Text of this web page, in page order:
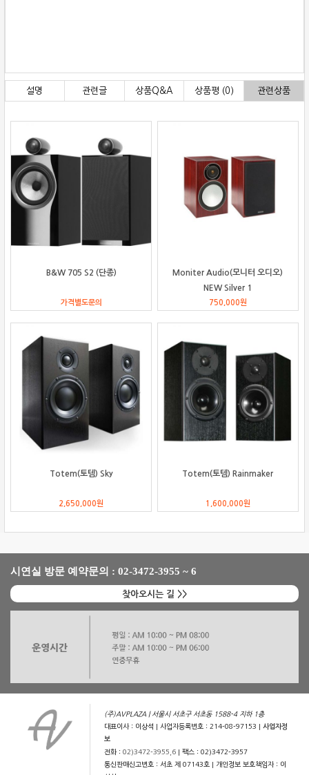
설명 관련글 상품Q&A 상품평 (0) 관련상품
B&W 705 S2 (단종)
가격별도문의
Moniter Audio(모니터 오디오)
NEW Silver 1
750,000원
Totem(토템) Sky
2,650,000원
Totem(토템) Rainmaker
1,600,000원
시연실 방문 예약문의 : 02-3472-3955 ~ 6
찾아오시는 길 >>
(주)AVPLAZA | 서울시 서초구 서초동 1588-4 지하 1층
대표이사 : 이상석 | 사업자등록번호 : 214-08-97153 |사업자정
보
전화 :02)3472-3955,6 | 팩스 : 02)3472-3957
통신판매신고번호 : 서초 제 07143호 | 개인정보 보호책임자 : 이